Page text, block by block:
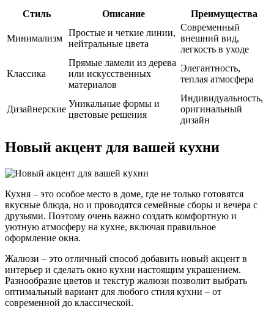
Стиль Описание Преимущества
Минимализм
Простые и четкие линии,
нейтральные цвета
Современный
внешний вид,
легкость в уходе
Классика
Прямые ламели из дерева
или искусственных
материалов
Элегантность,
теплая атмосфера
Дизайнерские
Уникальные формы и
цветовые решения
Индивидуальность,
оригинальный
дизайн
Новый акцент для вашей кухни
Кухня – это особое место в доме, где не только готовятся
вкусные блюда, но и проводятся семейные сборы и вечера с
друзьями. Поэтому очень важно создать комфортную и
уютную атмосферу на кухне, включая правильное
оформление окна.
Жалюзи – это отличный способ добавить новый акцент в
интерьер и сделать окно кухни настоящим украшением.
Разнообразие цветов и текстур жалюзи позволит выбрать
оптимальный вариант для любого стиля кухни – от
современной до классической.